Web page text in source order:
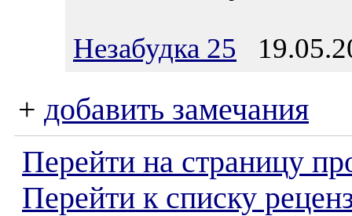
Незабудка 25
+ добавить замечания
Перейти на страницу
Перейти к списку